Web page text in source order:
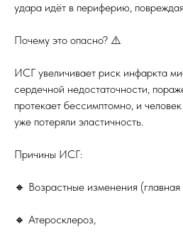
удара идёт в периферию,
Почему это опасно? ⚠️
ИСГ увеличивает риск инфаркта
сердечной недостаточности,
протекает бессимптомно, и
уже потеряли эластичность.
Причины ИСГ:
🔸 Возрастные изменения
🔸 Атеросклероз,